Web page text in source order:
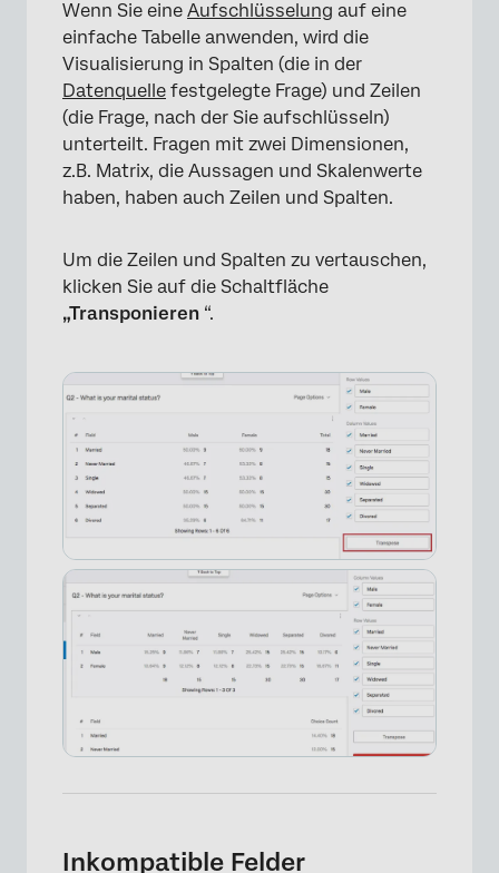
×
×
Wenn Sie eine Aufschlüsselung auf eine
einfache Tabelle anwenden, wird die
Visualisierung in Spalten (die in der
Datenquelle festgelegte Frage) und Zeilen
(die Frage, nach der Sie aufschlüsseln)
unterteilt. Fragen mit zwei Dimensionen,
z.B. Matrix, die Aussagen und Skalenwerte
haben, haben auch Zeilen und Spalten.
Um die Zeilen und Spalten zu vertauschen,
klicken Sie auf die Schaltfläche
„Transponieren “.
Inkompatible Felder